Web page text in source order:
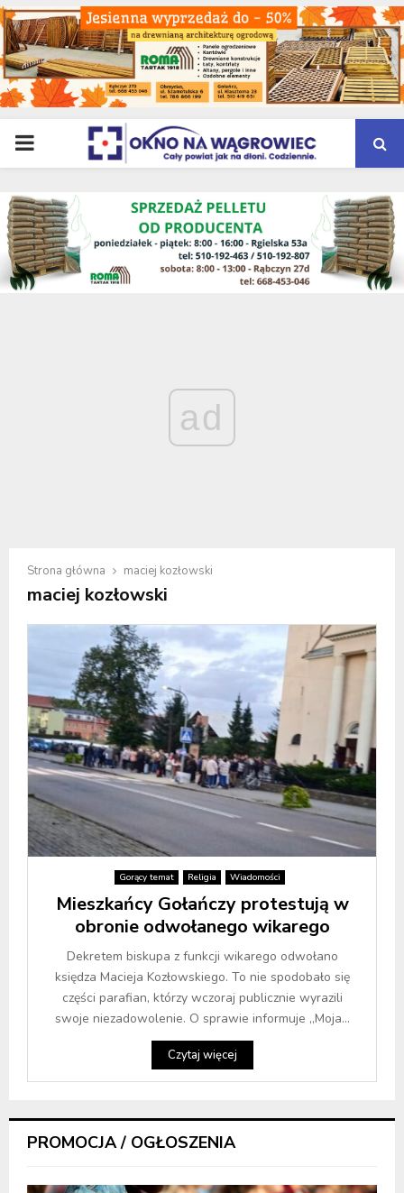
PRIMARY
MENU
ad
Strona główna maciej kozłowski
maciej kozłowski
Gorący temat Religia Wiadomości
Mieszkańcy Gołańczy protestują w
obronie odwołanego wikarego
Dekretem biskupa z funkcji wikarego odwołano
księdza Macieja Kozłowskiego. To nie spodobało się
części parafian, którzy wczoraj publicznie wyrazili
swoje niezadowolenie. O sprawie informuje „Moja...
Czytaj więcej
PROMOCJA / OGŁOSZENIA